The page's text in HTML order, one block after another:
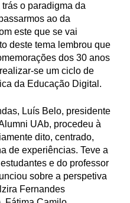
o paradigma da
ao da
este que se vai
deste tema lembrou que
dos 30 anos
se um ciclo de
da Educação Digital.
Luís Belo, presidente
UAb, procedeu à
dito, centrado,
de experiências. Teve a
e do professor
sobre a perspetiva
Fernandes